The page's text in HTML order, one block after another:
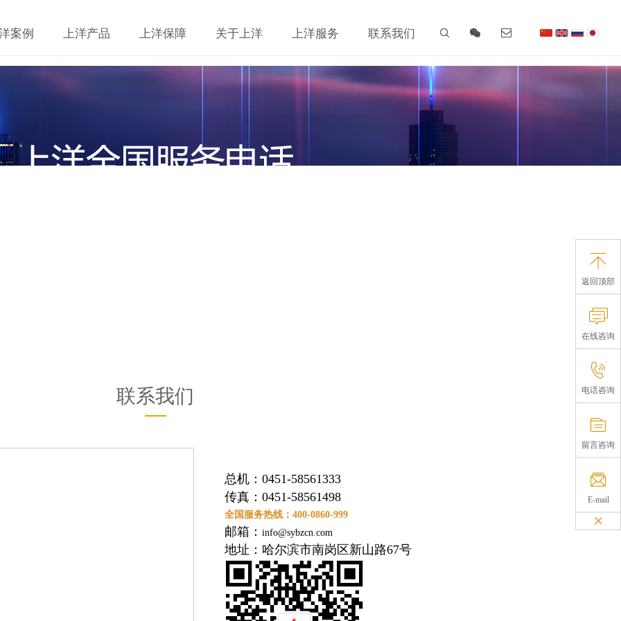
案例 上洋产品 上洋保障 关于上洋 上洋服务 联系我们
联系我们
总机：0451-58561333
传真： 0451-58561498
全国服务热线：400-0860-999
邮箱： info@sybzcn.com
地址：哈尔滨市南岗区新山路67号
返回顶部
在线咨询
电话咨询
留言咨询
E-mail
×